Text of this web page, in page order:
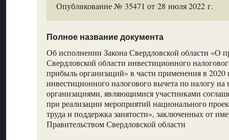
Опубликование № 35471 от 28 июля 2022 г.
Полное название документа
Об исполнении Закона Свердловской области «О
Свердловской области инвестиционного
прибыль организаций» в части применения в 2020
инвестиционного налогового вычета по налогу
организациями, являющимися участниками
при реализации мероприятий национального
труда и поддержка занятости», заключенных от
Правительством Свердловской области